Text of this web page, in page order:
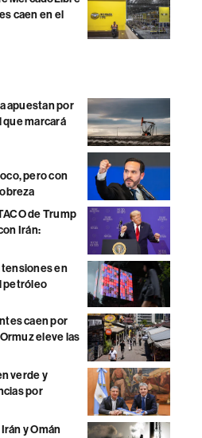
caen en el
apuestan por
que marcará
pero con
de Trump
Irán:
tensiones en
petróleo
caen por
eleve las
verde y
por
y Omán